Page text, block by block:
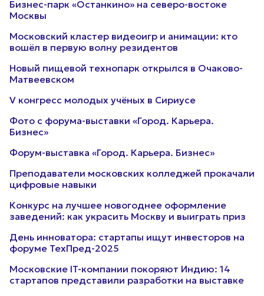
Бизнес-парк «Останкино» на северо-востоке
Москвы
Московский кластер видеоигр и анимации: кто
вошёл в первую волну резидентов
Новый пищевой технопарк открылся в Очаково-
Матвеевском
V конгресс молодых учёных в Сириусе
Фото с форума-выставки «Город. Карьера.
Бизнес»
Форум-выставка «Город. Карьера. Бизнес»
Преподаватели московских колледжей прокачали
цифровые навыки
Конкурс на лучшее новогоднее оформление
заведений: как украсить Москву и выиграть приз
День инноватора: стартапы ищут инвесторов на
форуме ТехПред-2025
Московские IT-компании покоряют Индию: 14
стартапов представили разработки на выставке